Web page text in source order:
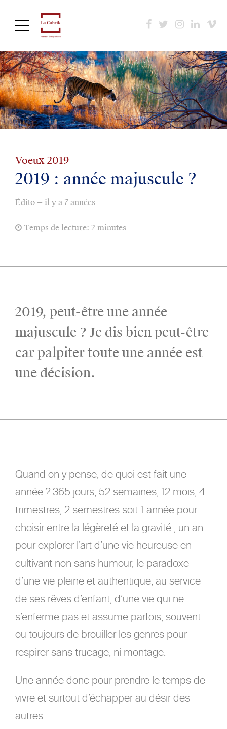
contenu
Voeux 2019
2019 : année majuscule ?
Édito — il y a 7 années
Temps de lecture: 2 minutes
2019, peut-être une année
majuscule ? Je dis bien peut-être
car palpiter toute une année est
une décision.
Quand on y pense, de quoi est fait une
année ? 365 jours, 52 semaines, 12 mois, 4
trimestres, 2 semestres soit 1 année pour
choisir entre la légèreté et la gravité ; un an
pour explorer l’art d’une vie heureuse en
cultivant non sans humour, le paradoxe
d’une vie pleine et authentique, au service
de ses rêves d’enfant, d’une vie qui ne
s’enferme pas et assume parfois, souvent
ou toujours de brouiller les genres pour
respirer sans trucage, ni montage.
Une année donc pour prendre le temps de
vivre et surtout d’échapper au désir des
autres.